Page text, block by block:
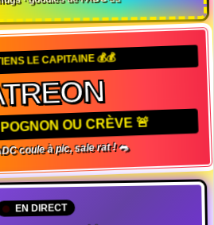
LE CAPITAINE 💰💰
OU CRÈVE 🚨
coule à pic, sale rat ! 🐀
EN DIRECT